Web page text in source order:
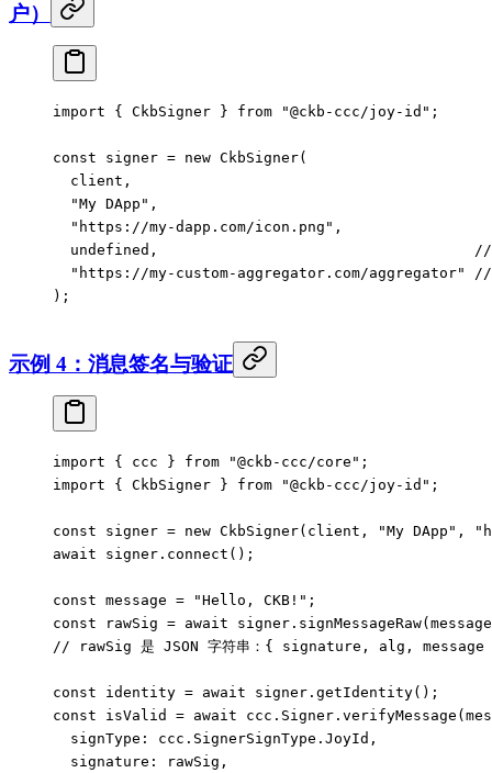
户）
import { CkbSigner } from "@ckb-ccc/joy-id" ;
const signer = new CkbSigner(
  client,
  "My DApp"
,
  "https://my-dapp.com/icon.png"
,
  undefined
,
//
  "https://my-custom-aggregator.com/aggregator"
//
);
示例 4：消息签名与验证
import { ccc } from "@ckb-ccc/core" ;
import { CkbSigner } from "@ckb-ccc/joy-id" ;
const signer = new CkbSigner(client, "My DApp" ,
await signer. connect ();
const message = "Hello, CKB!" ;
const rawSig = await signer. signMessageRaw
// rawSig 是 JSON 字符串：{ signature, alg,
const identity = await signer. getIdentity();
const isValid = await ccc.Signer. verifyMessage
  signType: ccc.SignerSignType.JoyId,
  signature: rawSig,